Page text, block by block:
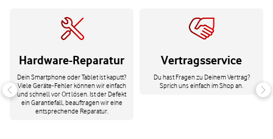
Hardware-Reparatur
Dein Smartphone oder Tablet ist kaputt?
Viele Geräte-Fehler können wir einfach
und schnell vor Ort lösen. Ist der Defekt
ein Garantiefall, beauftragen wir eine
entsprechende Reparatur.
Vertragsservice
Du hast Fragen zu Deinem Vertrag?
Sprich uns einfach im Shop an.